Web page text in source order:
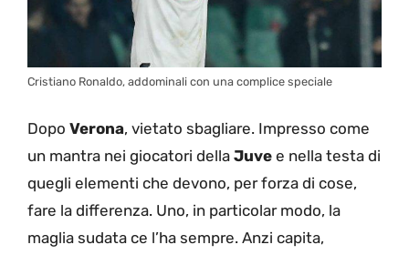
Cristiano Ronaldo, addominali con una complice speciale
Dopo Verona, vietato sbagliare. Impresso come
un mantra nei giocatori della Juve e nella testa di
quegli elementi che devono, per forza di cose,
fare la differenza. Uno, in particolar modo, la
maglia sudata ce l’ha sempre. Anzi capita,